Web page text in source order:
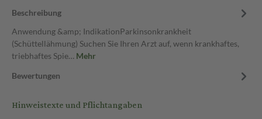
Beschreibung
Anwendung &amp; IndikationParkinsonkrankheit
(Schüttellähmung) Suchen Sie Ihren Arzt auf, wenn krankhaftes,
triebhaftes Spie… Mehr
Bewertungen
Hinweistexte und Pflichtangaben